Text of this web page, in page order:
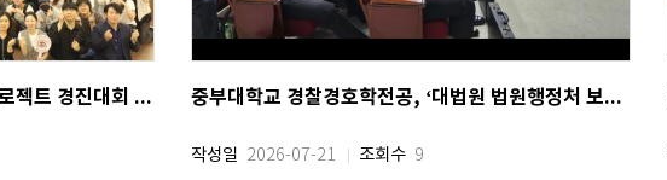
중부대학교, 제11회 JB지역혁신프로젝트 경진대회 성료 중부대학교 경찰경호학전공, ‘대법원 법원행정처 보안괸리대 기업설명회’ 개최
작성일 2026-07-21 조회수 9